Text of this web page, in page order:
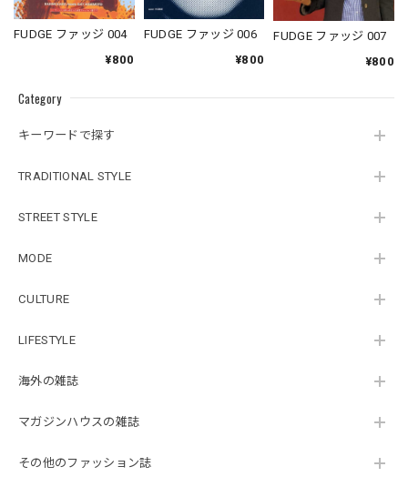
Category
キーワードで探す
TRADITIONAL STYLE
STREET STYLE
MODE
CULTURE
LIFESTYLE
海外の雑誌
マガジンハウスの雑誌
その他のファッション誌
FUDGE ファッジ 004
¥800
FUDGE ファッジ 006
¥800
FUDGE ファッジ 007
¥800